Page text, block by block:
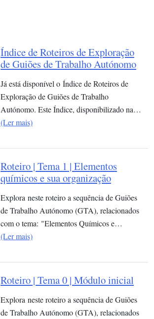
Índice de Roteiros de Exploração
de Guiões de Trabalho Autónomo
Já está disponível o Índice de Roteiros de
Exploração de Guiões de Trabalho
Autónomo. Este Índice, disponibilizado na…
(Ler mais)
Roteiro | Tema 1 | Elementos
químicos e sua organização​
Explora neste roteiro a sequência de Guiões
de Trabalho Autónomo (GTA), relacionados
com o tema: "Elementos Químicos e…
(Ler mais)
Roteiro | Tema 0 | Módulo inicial
Explora neste roteiro a sequência de Guiões
de Trabalho Autónomo (GTA), relacionados